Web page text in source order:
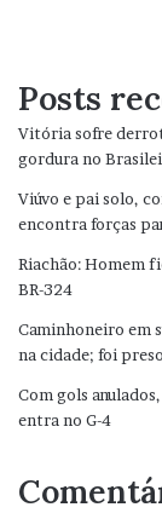
Posts
Vitória sofre
gordura no
Viúvo e pai solo,
encontra forças
Riachão: Homem
BR-324
Caminhoneiro em
na cidade; foi preso
Com gols
entra no G-4